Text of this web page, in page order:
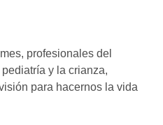
profesionales del
y la crianza,
para hacernos la vida